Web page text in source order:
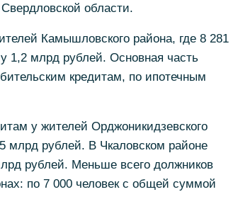
области.
Камышловского района, где 8 281
1,2 млрд рублей. Основная часть
кредитам, по ипотечным
у жителей Орджоникидзевского
млрд рублей. В Чкаловском районе
рублей. Меньше всего должников
по 7 000 человек с общей суммой